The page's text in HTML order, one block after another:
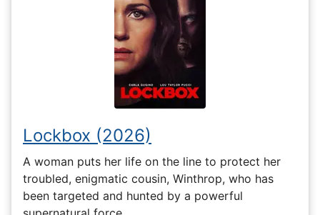
Lockbox (2026)
A woman puts her life on the line to protect her
troubled, enigmatic cousin, Winthrop, who has
been targeted and hunted by a powerful